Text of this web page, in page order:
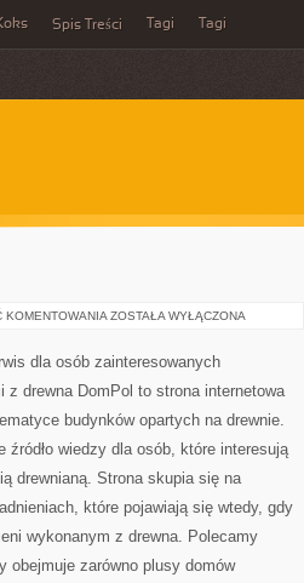
Spis Treści Tagi Tagi
KOMENTOWANIA INSPIRACJE
ZOSTAŁA WYŁĄCZONA
dla osób zainteresowanych
z drewna DomPol to strona internetowa
budynków opartych na drewnie.
źródło wiedzy dla osób, które interesują
drewnianą. Strona skupia się na
które pojawiają się wtedy, gdy
wykonanym z drewna. Polecamy
obejmuje zarówno plusy domów